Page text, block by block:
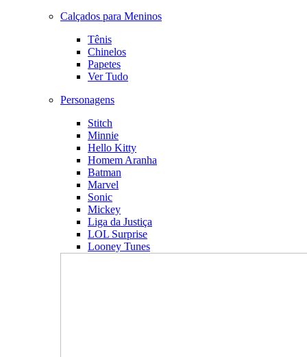
Calçados para Meninos
Tênis
Chinelos
Papetes
Ver Tudo
Personagens
Stitch
Minnie
Hello Kitty
Homem Aranha
Batman
Marvel
Sonic
Mickey
Liga da Justiça
LOL Surprise
Looney Tunes